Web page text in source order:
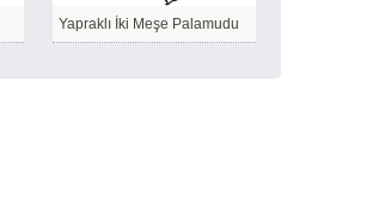
Yapraklı İki Meşe Palamudu